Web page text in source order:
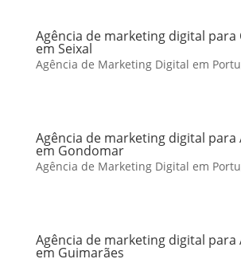
Agência de marketing digital para
em Seixal
Agência de Marketing Digital em
Agência de marketing digital
em Gondomar
Agência de Marketing Digital em
Agência de marketing digital
em Guimarães